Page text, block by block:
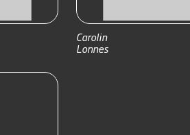
Carolin
Lonnes